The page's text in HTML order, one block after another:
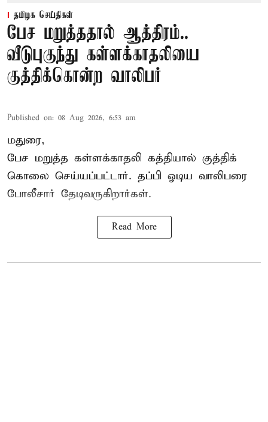
தமிழக செய்திகள்
பேச மறுத்ததால் ஆத்திரம்..
வீடுபுகுந்து கள்ளக்காதலியை
குத்திக்கொன்ற வாலிபர்
Published on: 08 Aug 2026, 6:53 am
மதுரை,
பேச மறுத்த கள்ளக்காதலி கத்தியால் குத்திக்
கொலை செய்யப்பட்டார். தப்பி ஓடிய வாலிபரை
போலீசார் தேடிவருகிறார்கள்.
Read More